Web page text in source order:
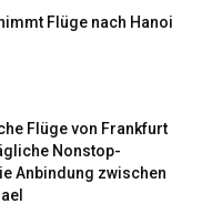
Flüge nach Hanoi
Flüge von Frankfurt
Nonstop-
Anbindung zwischen